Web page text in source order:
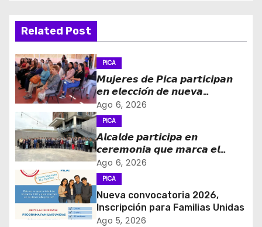
g
a
c
i
ó
n
d
e
Related Post
PICA
𝙈𝙪𝙟𝙚𝙧𝙚𝙨 𝙙𝙚 𝙋𝙞𝙘𝙖 𝙥𝙖𝙧𝙩𝙞𝙘𝙞𝙥𝙖𝙣
𝙚𝙣 𝙚𝙡𝙚𝙘𝙘𝙞𝙤́𝙣 𝙙𝙚 𝙣𝙪𝙚𝙫𝙖
𝙙𝙞𝙧𝙚𝙘𝙩𝙞𝙫𝙖 𝙙𝙚 𝙡𝙖 𝙈𝙚𝙨𝙖 𝙙𝙚 𝙡𝙖
𝙈𝙪𝙟𝙚𝙧 𝙍𝙪𝙧𝙖𝙡 𝙚 𝙄𝙣𝙙𝙞́𝙜𝙚𝙣𝙖
Ago 6, 2026
PICA
𝘼𝙡𝙘𝙖𝙡𝙙𝙚 𝙥𝙖𝙧𝙩𝙞𝙘𝙞𝙥𝙖 𝙚𝙣
𝙘𝙚𝙧𝙚𝙢𝙤𝙣𝙞𝙖 𝙦𝙪𝙚 𝙢𝙖𝙧𝙘𝙖 𝙚𝙡
𝙞𝙣𝙜𝙧𝙚𝙨𝙤 𝙙𝙚 𝙚𝙜𝙧𝙚𝙨𝙖𝙙𝙤𝙨 𝙙𝙚𝙡
𝙇𝙞𝙘𝙚𝙤 𝘽𝙞𝙘𝙚𝙣𝙩𝙚𝙣𝙖𝙧𝙞𝙤 𝙋𝙖𝙙𝙧𝙚
𝘼𝙡𝙗𝙚𝙧𝙩𝙤 𝙃𝙪𝙧𝙩𝙖𝙙𝙤 𝙙𝙚 𝙋𝙞𝙘𝙖 𝙖 𝙡𝙖
𝙞𝙣𝙙𝙪𝙨𝙩𝙧𝙞𝙖 𝙢𝙞𝙣𝙚𝙧𝙖
Ago 6, 2026
PICA
Nueva convocatoria 2026,
Inscripción para Familias Unidas
Ago 5, 2026